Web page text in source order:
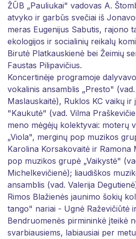
ŽŪB „Pauliukai" vadovas A.
atvyko ir garbūs svečiai iš
meras Eugenijus Sabutis, rajono
ekologijos ir socialinių reikalų
Birutė Platkauskienė bei Žeimių
Faustas Pilipavičius.
Koncertinėje programoje
vokalinis ansamblis „Presto"
Maslauskaitė), Ruklos KC vaikų ir
"Kaukutė" (vad. Vilma
meno mėgėjų kolektyvai: moterų
„Viola", merginų pop muzikos
Karolina Korsakovaitė ir Ramona
pop muzikos grupė „Vaikystė"
Michelkevičienė); liaudiškos
ansamblis (vad. Valerija
Rimos Blažienės jaunimo šokių
tango" nariai - Ugnė Raževičiūtė
Bendruomenės pirmininkė įteikė
svarbiausiems, labiausiai per